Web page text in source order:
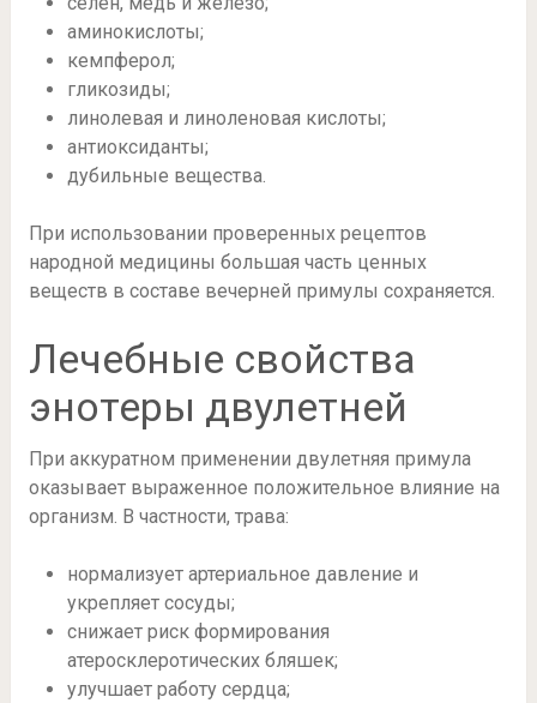
аминокислоты;
кемпферол;
гликозиды;
линолевая и линоленовая кислоты;
антиоксиданты;
дубильные вещества.
При использовании проверенных рецептов
народной медицины большая часть ценных
веществ в составе вечерней примулы сохраняется.
Лечебные свойства
энотеры двулетней
При аккуратном применении двулетняя примула
оказывает выраженное положительное влияние на
организм. В частности, трава:
нормализует артериальное давление и
укрепляет сосуды;
снижает риск формирования
атеросклеротических бляшек;
улучшает работу сердца;